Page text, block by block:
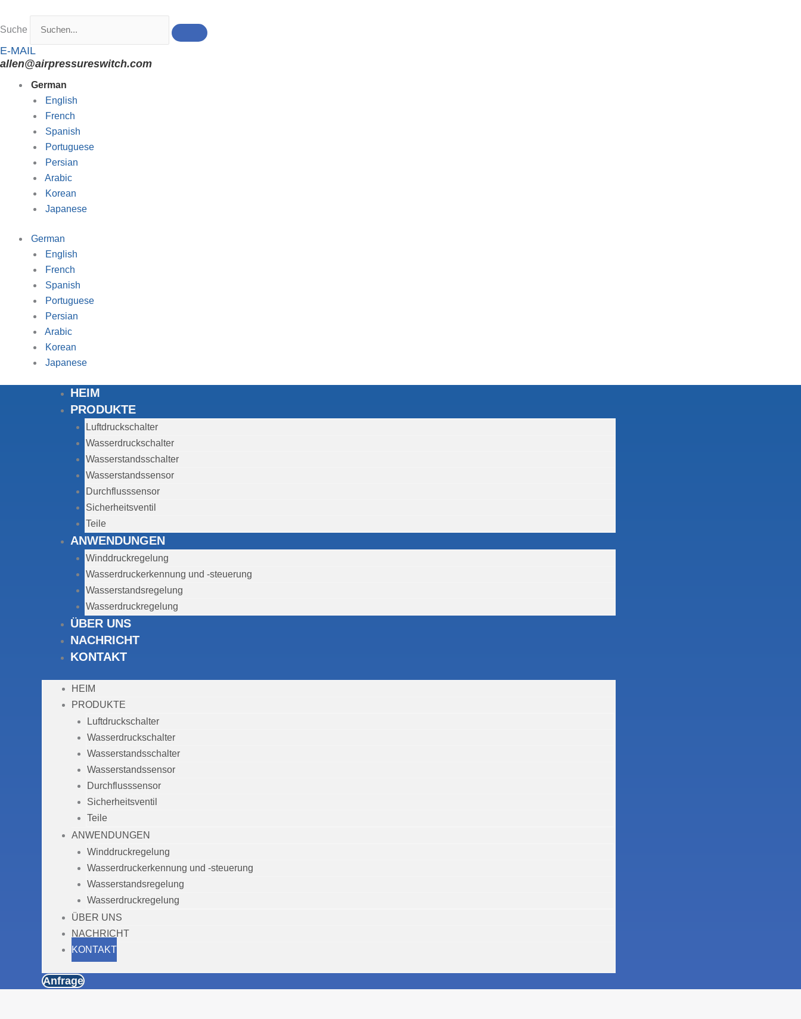
Suche
E-MAIL
allen@airpressureswitch.com
German
English
French
Spanish
Portuguese
Persian
Arabic
Korean
Japanese
German
English
French
Spanish
Portuguese
Persian
Arabic
Korean
Japanese
HEIM
PRODUKTE
Luftdruckschalter
Wasserdruckschalter
Wasserstandsschalter
Wasserstandssensor
Durchflusssensor
Sicherheitsventil
Teile
ANWENDUNGEN
Winddruckregelung
Wasserdruckerkennung und -steuerung
Wasserstandsregelung
Wasserdruckregelung
ÜBER UNS
NACHRICHT
KONTAKT
HEIM
PRODUKTE
Luftdruckschalter
Wasserdruckschalter
Wasserstandsschalter
Wasserstandssensor
Durchflusssensor
Sicherheitsventil
Teile
ANWENDUNGEN
Winddruckregelung
Wasserdruckerkennung und -steuerung
Wasserstandsregelung
Wasserdruckregelung
ÜBER UNS
NACHRICHT
KONTAKT
Anfrage